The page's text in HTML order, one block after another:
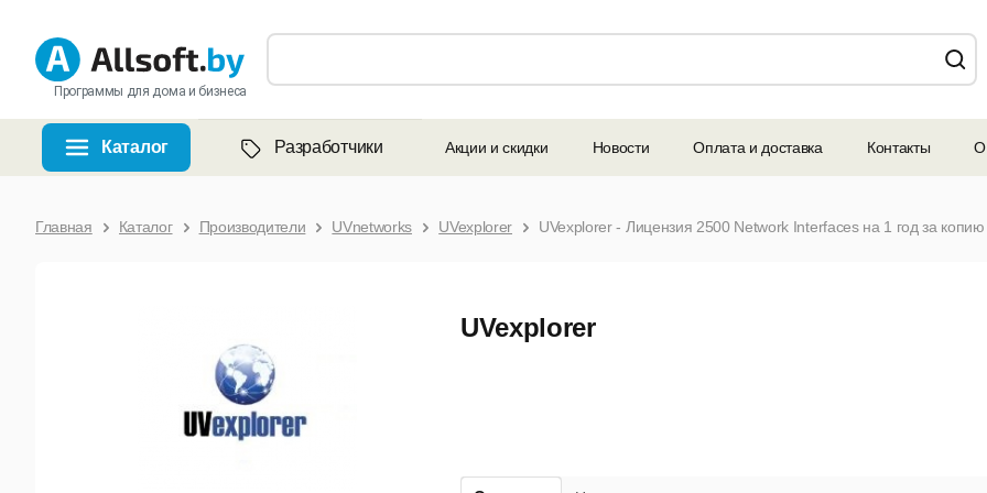
Программы для дома и бизнеса
Каталог Разработчики Акции и скидки Новости Оплата и доставка Контакты О
Главная Каталог Производители UVnetworks UVexplorer UVexplorer - Лицензия 2500 Network Interfaces на 1 год за
UVexplorer